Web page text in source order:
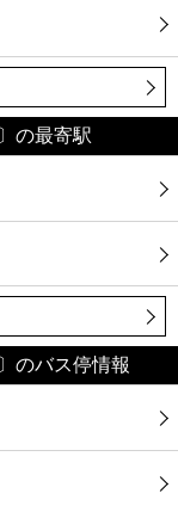
の最寄駅
のバス停情報